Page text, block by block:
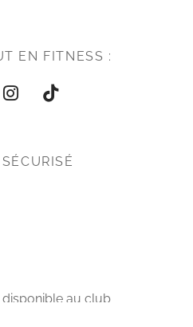
EN FITNESS :
disponible au club